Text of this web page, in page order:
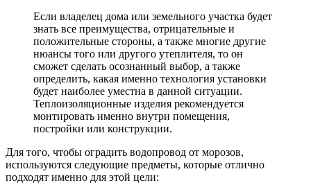
Если владелец дома или земельного участка будет
знать все преимущества, отрицательные и
положительные стороны, а также многие другие
нюансы того или другого утеплителя, то он
сможет сделать осознанный выбор, а также
определить, какая именно технология установки
будет наиболее уместна в данной ситуации.
Теплоизоляционные изделия рекомендуется
монтировать именно внутри помещения,
постройки или конструкции.
Для того, чтобы оградить водопровод от морозов,
используются следующие предметы, которые отлично
подходят именно для этой цели: